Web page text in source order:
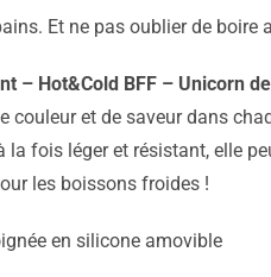
Et ne pas oublier de boire
– Hot&Cold BFF – Unicorn
et de saveur dans
fois léger et résistant, elle
les boissons froides !
en silicone amovible